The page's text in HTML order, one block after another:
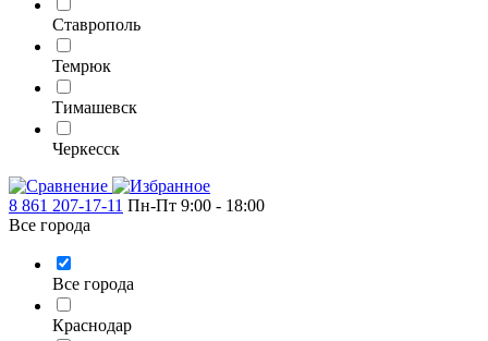
Ставрополь
Темрюк
Тимашевск
Черкесск
8 861 207-17-11 Пн-Пт 9:00 - 18:00
Все города
Все города
Краснодар